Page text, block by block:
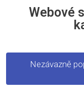
Webové
Nezávazně